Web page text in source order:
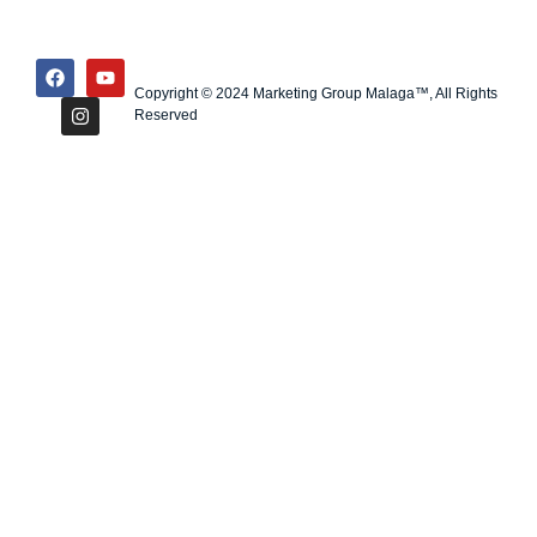
Copyright © 2024 Marketing Group Malaga™, All Rights
Reserved